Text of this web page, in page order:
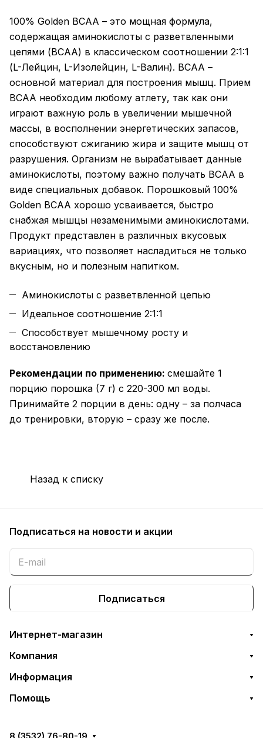
100% Golden BCAA – это мощная формула,
содержащая аминокислоты с разветвленными
цепями (BCAA) в классическом соотношении 2:1:1
(L-Лейцин, L-Изолейцин, L-Валин). BCAA –
основной материал для построения мышц. Прием
BCAA необходим любому атлету, так как они
играют важную роль в увеличении мышечной
массы, в восполнении энергетических запасов,
способствуют сжиганию жира и защите мышц от
разрушения. Организм не вырабатывает данные
аминокислоты, поэтому важно получать BCAA в
виде специальных добавок. Порошковый 100%
Golden BCAA хорошо усваивается, быстро
снабжая мышцы незаменимыми аминокислотами.
Продукт представлен в различных вкусовых
вариациях, что позволяет насладиться не только
вкусным, но и полезным напитком.
Аминокиcлоты с разветвленной цепью
Идеальное соотношение 2:1:1
Способствует мышечному росту и
восстановлению
Рекомендации по применению: смешайте 1
порцию порошка (7 г) с 220-300 мл воды.
Принимайте 2 порции в день: одну – за полчаса
до тренировки, вторую – сразу же после.
Назад к списку
Подписаться на новости и акции
Подписаться
Интернет-магазин
Компания
Информация
Помощь